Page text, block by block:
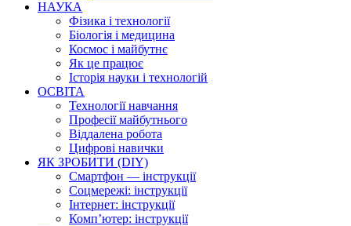
НАУКА
Фізика і технології
Біологія і медицина
Космос і майбутнє
Як це працює
Історія науки і технологій
ОСВІТА
Технології навчання
Професії майбутнього
Віддалена робота
Цифрові навички
ЯК ЗРОБИТИ (DIY)
Смартфон — інструкції
Соцмережі: інструкції
Інтернет: інструкції
Комп’ютер: інструкції